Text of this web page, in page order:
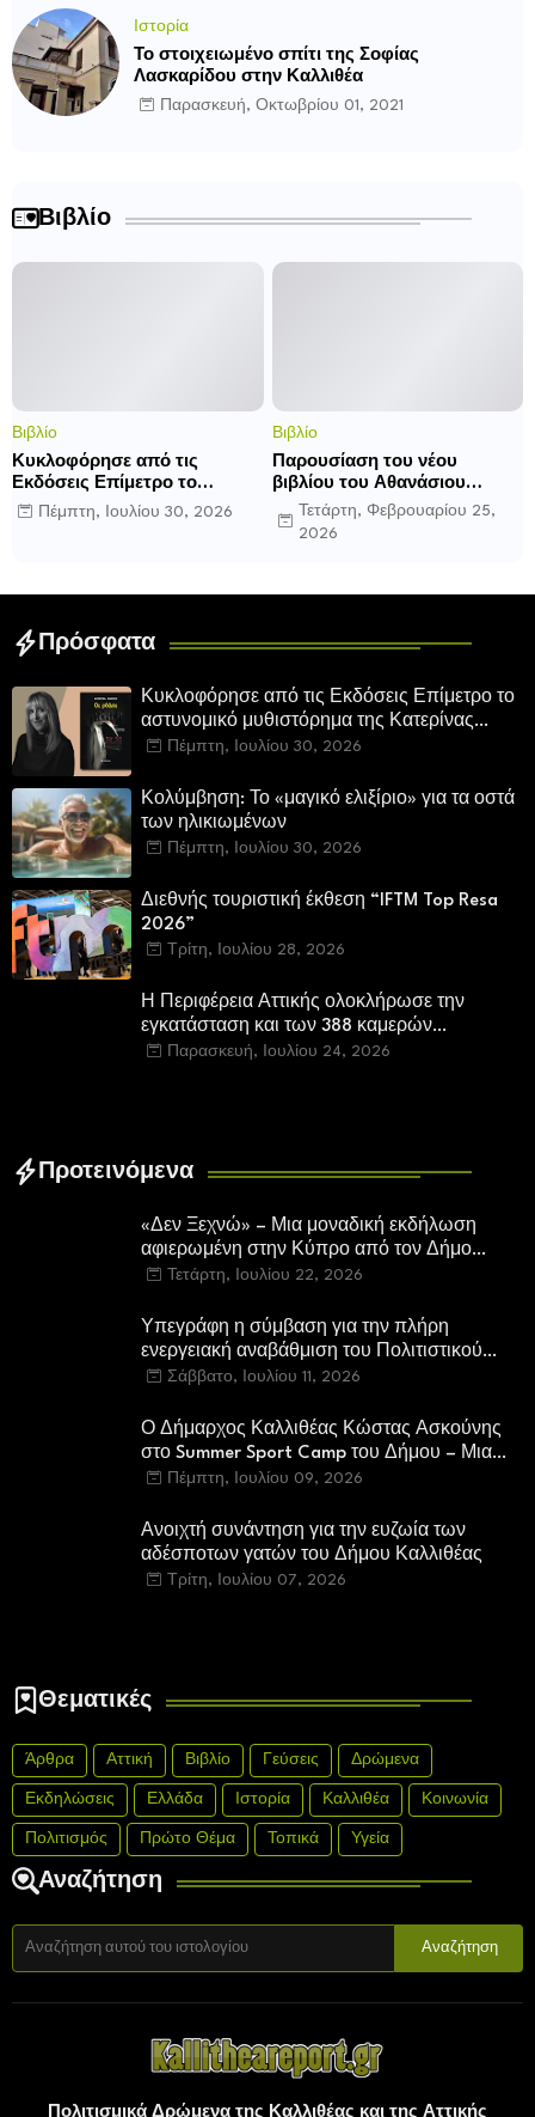
Ιστορία
Το στοιχειωμένο σπίτι της Σοφίας
Λασκαρίδου στην Καλλιθέα
Παρασκευή, Οκτωβρίου 01, 2021
Βιβλίο
Βιβλίο
Κυκλοφόρησε από τις
Εκδόσεις Επίμετρο το
αστυνομικό μυθιστόρημα της
Κατερίνας Πανούση. Οι
Πέμπτη, Ιουλίου 30, 2026
Βιβλίο
Παρουσίαση του νέου
βιβλίου του Αθανάσιου
Δαββέτα «Πολύ σας
αγαπήσαμε» στον Ιανό
Τετάρτη, Φεβρουαρίου 25,
2026
Πρόσφατα
Κυκλοφόρησε από τις Εκδόσεις Επίμετρο το
αστυνομικό μυθιστόρημα της Κατερίνας
Πανούση. Οι ρόλοι.
Πέμπτη, Ιουλίου 30, 2026
Κολύμβηση: Το «μαγικό ελιξίριο» για τα οστά
των ηλικιωμένων
Πέμπτη, Ιουλίου 30, 2026
Διεθνής τουριστική έκθεση “IFTM Top Resa
2026”
Τρίτη, Ιουλίου 28, 2026
Η Περιφέρεια Αττικής ολοκλήρωσε την
εγκατάσταση και των 388 καμερών
παραβίασης ερυθρού σηματοδότη
Παρασκευή, Ιουλίου 24, 2026
Προτεινόμενα
«Δεν Ξεχνώ» – Μια μοναδική εκδήλωση
αφιερωμένη στην Κύπρο από τον Δήμο
Καλλιθέας
Τετάρτη, Ιουλίου 22, 2026
Υπεγράφη η σύμβαση για την πλήρη
ενεργειακή αναβάθμιση του Πολιτιστικού
Κέντρου «Μελίνα Μερκούρη»
Σάββατο, Ιουλίου 11, 2026
Ο Δήμαρχος Καλλιθέας Κώστας Ασκούνης
στο Summer Sport Camp του Δήμου – Μια
επίσκεψη γεμάτη χαμόγελα, ενθουσιασμό και
Πέμπτη, Ιουλίου 09, 2026
Ανοιχτή συνάντηση για την ευζωία των
αδέσποτων γατών του Δήμου Καλλιθέας
Τρίτη, Ιουλίου 07, 2026
Θεματικές
Άρθρα Αττική Βιβλίο Γεύσεις Δρώμενα
Εκδηλώσεις Ελλάδα Ιστορία Καλλιθέα Κοινωνία
Πολιτισμός Πρώτο Θέμα Τοπικά Υγεία
Αναζήτηση
Πολιτισμικά Δρώμενα της Καλλιθέας και της Αττικής